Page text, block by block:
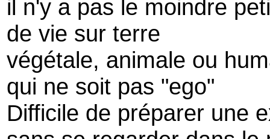
il n'y a pas le moindre
de vie sur terre
végétale, animale ou
qui ne soit pas "ego"
Difficile de préparer une